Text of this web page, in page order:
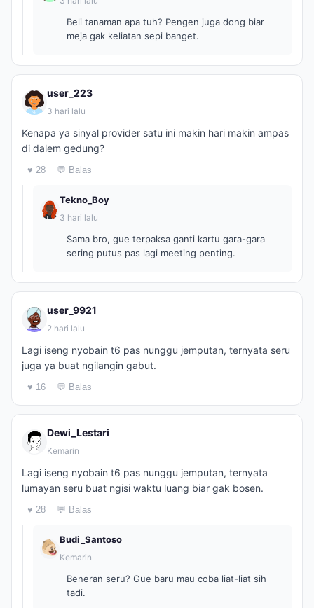
Beli tanaman apa tuh? Pengen juga dong biar
meja gak keliatan sepi banget.
user_223
3 hari lalu
Kenapa ya sinyal provider satu ini makin hari makin ampas
di dalem gedung?
♥ 28 💬 Balas
Tekno_Boy
3 hari lalu
Sama bro, gue terpaksa ganti kartu gara-gara
sering putus pas lagi meeting penting.
user_9921
2 hari lalu
Lagi iseng nyobain t6 pas nunggu jemputan, ternyata seru
juga ya buat ngilangin gabut.
♥ 16 💬 Balas
Dewi_Lestari
Kemarin
Lagi iseng nyobain t6 pas nunggu jemputan, ternyata
lumayan seru buat ngisi waktu luang biar gak bosen.
♥ 28 💬 Balas
Budi_Santoso
Kemarin
Beneran seru? Gue baru mau coba liat-liat sih
tadi.